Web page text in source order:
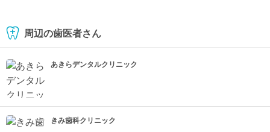
周辺の歯医者さん
あきらデンタルクリニック
きみ歯科クリニック